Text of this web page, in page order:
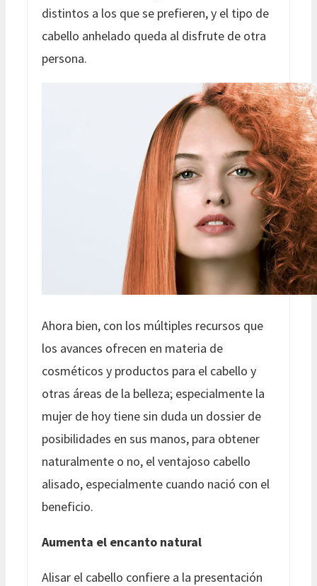
distintos a los que se prefieren, y el tipo de
cabello anhelado queda al disfrute de otra
persona.
Ahora bien, con los múltiples recursos que
los avances ofrecen en materia de
cosméticos y productos para el cabello y
otras áreas de la belleza; especialmente la
mujer de hoy tiene sin duda un dossier de
posibilidades en sus manos, para obtener
naturalmente o no, el ventajoso cabello
alisado, especialmente cuando nació con el
beneficio.
Aumenta el encanto natural
Alisar el cabello confiere a la presentación